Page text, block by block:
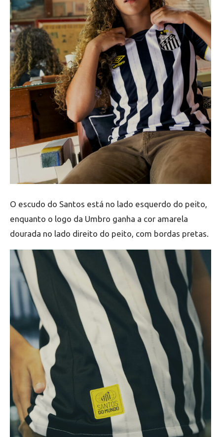
O escudo do Santos está no lado esquerdo do peito,
enquanto o logo da Umbro ganha a cor amarela
dourada no lado direito do peito, com bordas pretas.